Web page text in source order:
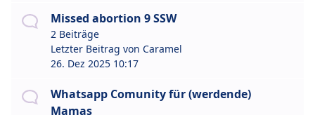
Missed abortion 9 SSW
2 Beiträge
Letzter Beitrag von Caramel
26. Dez 2025 10:17
Whatsapp Comunity für (werdende)
Mamas